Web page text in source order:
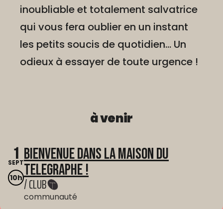
inoubliable et totalement salvatrice
qui vous fera oublier en un instant
les petits soucis de quotidien... Un
odieux à essayer de toute urgence !
à venir
1
SEPT
10h
Bienvenue dans La Maison du
Telegraphe !
/ CLUB
communauté